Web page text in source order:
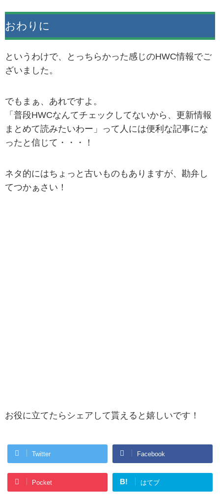
おわりに
というわけで、とっちらかった感じのHWC情報でご
ざいました。
でもまぁ、あれですよ。
「普段HWCなんてチェックしてないから、更新情報
まとめて読みたいわー」って人には便利な記事にな
ったと信じて・・・！
ネタ的にはちょっと古いものもありますが、勘弁し
てつかぁさい！
お役に立てたらシェアして貰えると嬉しいです！
Twitter Facebook
Pocket B! はてブ